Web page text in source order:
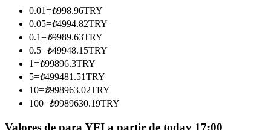
Torne-se um Trader de Cópias
Desfrute da partilha de lucros e comissões de copy trading
0.01=₺998.96TRY
0.05=₺4994.82TRY
0.1=₺9989.63TRY
0.5=₺49948.15TRY
1=₺99896.3TRY
5=₺499481.51TRY
10=₺998963.02TRY
100=₺9989630.19TRY
Valores de para YFI a partir de today 17:00